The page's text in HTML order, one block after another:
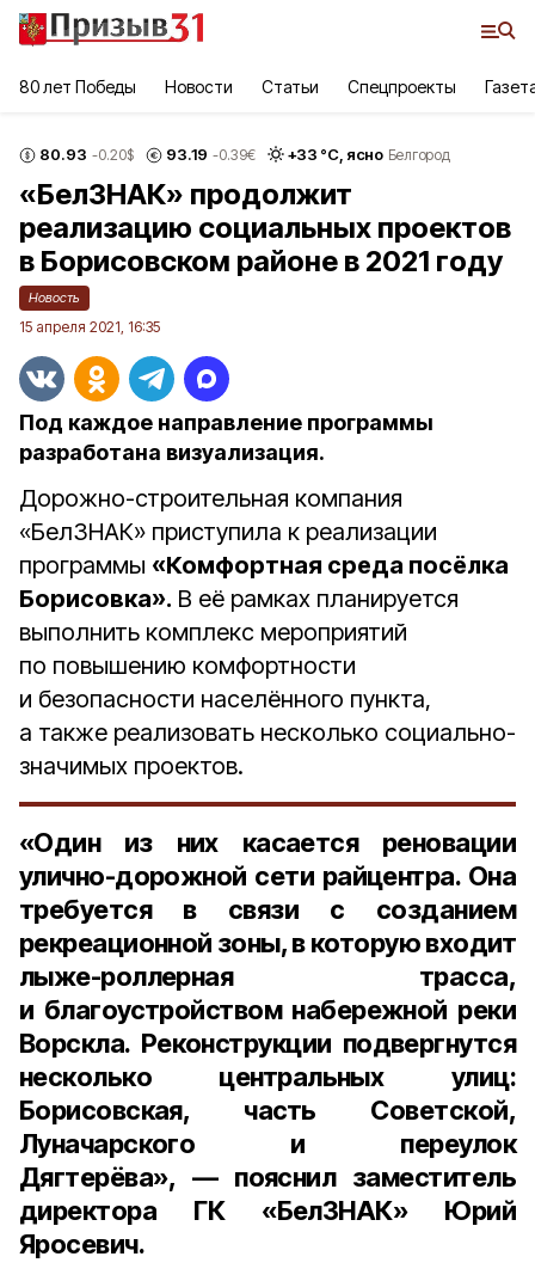
80 лет Победы Новости Статьи Спецпроекты
80.93 -0.20$ 93.19 -0.39€ +33 °С, ясно Белгород
«БелЗНАК» продолжит
реализацию социальных проектов
в Борисовском районе в 2021 году
Новость
15 апреля 2021, 16:35
Под каждое направление программы
разработана визуализация.
Дорожно-строительная компания
«БелЗНАК» приступила к реализации
программы «Комфортная среда посёлка
Борисовка». В её рамках планируется
выполнить комплекс мероприятий
по повышению комфортности
и безопасности населённого пункта,
а также реализовать несколько социально-
значимых проектов.
«Один из них касается реновации
улично-дорожной сети райцентра. Она
требуется в связи с созданием
рекреационной зоны, в которую входит
лыже-роллерная трасса,
и благоустройством набережной реки
Ворскла. Реконструкции подвергнутся
несколько центральных улиц:
Борисовская, часть Советской,
Луначарского и переулок
Дягтерёва», — пояснил заместитель
директора ГК «БелЗНАК» Юрий
Яросевич.